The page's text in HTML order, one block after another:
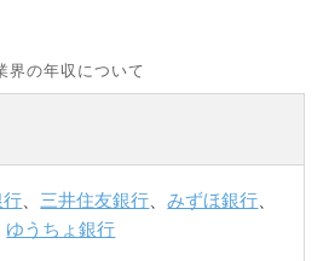
界の年収について
行 三井住友銀行 、みずほ銀行
ゆうちょ銀行